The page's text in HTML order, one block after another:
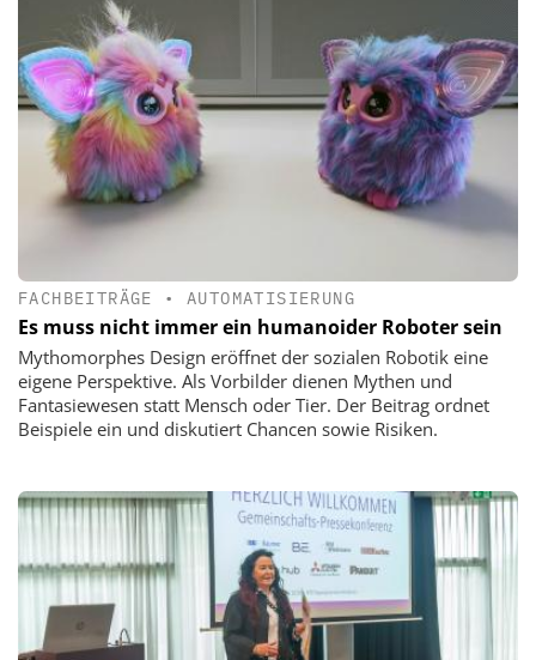
FACHBEITRÄGE •AUTOMATISIERUNG
Es muss nicht immer ein humanoider Roboter sein
Mythomorphes Design eröffnet der sozialen Robotik eine
eigene Perspektive. Als Vorbilder dienen Mythen und
Fantasiewesen statt Mensch oder Tier. Der Beitrag ordnet
Beispiele ein und diskutiert Chancen sowie Risiken.